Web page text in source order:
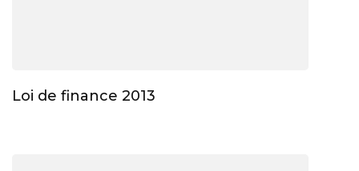
Loi de finance 2013